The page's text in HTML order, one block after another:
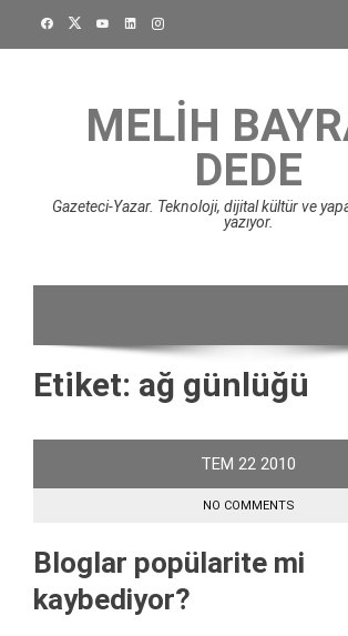
MELIH
DEDE
Gazeteci-Yazar. Teknoloji, dijital kültür ve
yazıyor.
Etiket: ağ günlüğü
TEM 22 2010
NO COMMENTS
Bloglar popülarite mi
kaybediyor?